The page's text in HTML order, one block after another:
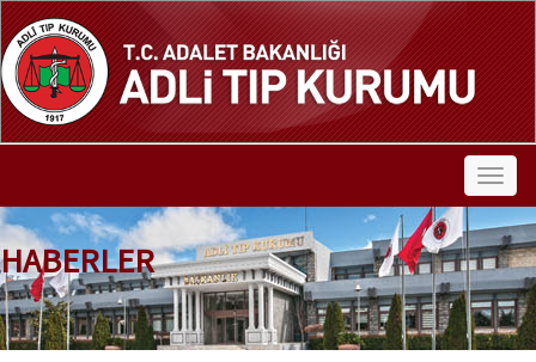
HABERLER